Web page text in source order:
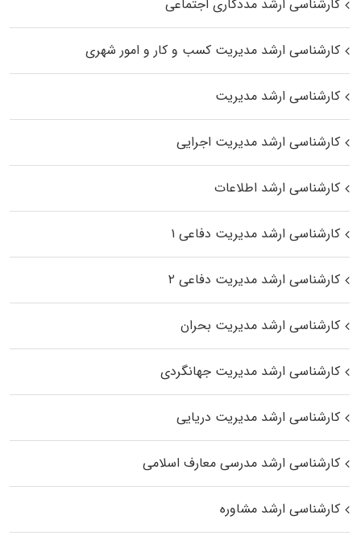
کارشناسی ارشد مددکاری اجتماعی
کارشناسی ارشد مدیریت کسب و کار و امور شهری
کارشناسی ارشد مدیریت
کارشناسی ارشد مدیریت اجرایی
کارشناسی ارشد اطلاعات
کارشناسی ارشد مدیریت دفاعی ۱
کارشناسی ارشد مدیریت دفاعی ۲
کارشناسی ارشد مدیریت بحران
کارشناسی ارشد مدیریت جهانگردی
کارشناسی ارشد مدیریت دریایی
کارشناسی ارشد مدرسی معارف اسلامی
کارشناسی ارشد مشاوره